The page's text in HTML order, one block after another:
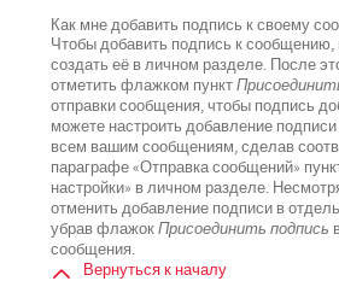
Как мне добавить подпись к своему
Чтобы добавить подпись к
создать её в личном разделе. После
отметить флажком пункт
отправки сообщения, чтобы подпись
можете настроить добавление
всем вашим сообщениям, сделав
параграфе «Отправка сообщений»
настройки» в личном разделе.
отменить добавление подписи в
убрав флажокПрисоединить подпись
сообщения.
Вернуться к началу